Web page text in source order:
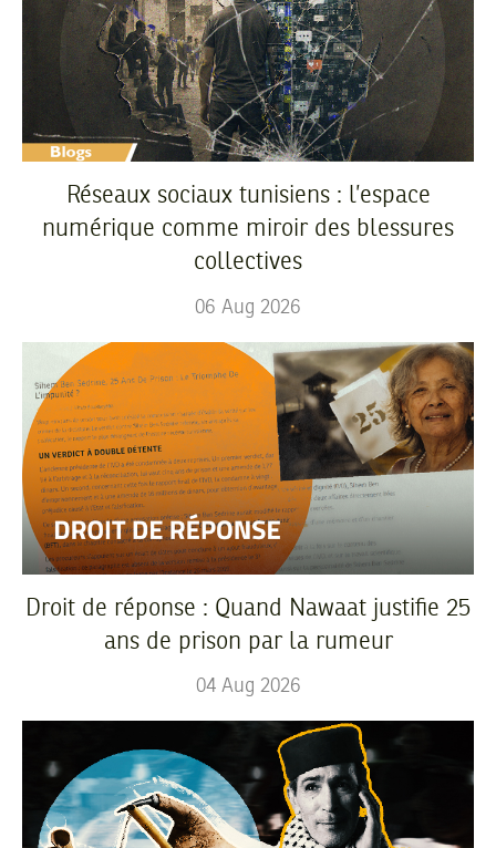
Réseaux sociaux tunisiens : l’espace
numérique comme miroir des blessures
collectives
06 Aug 2026
Droit de réponse : Quand Nawaat justifie 25
ans de prison par la rumeur
04 Aug 2026